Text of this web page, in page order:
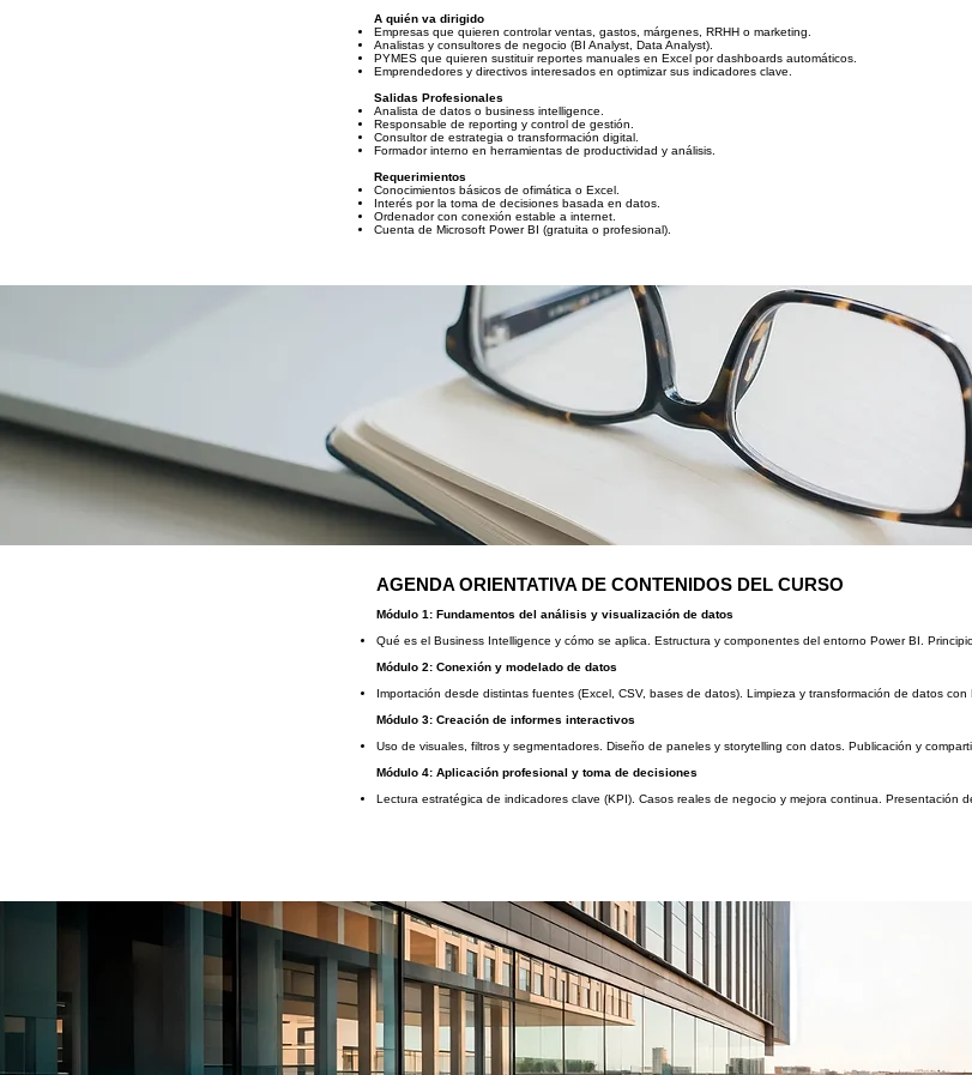
A quién va dirigido
Empresas que quieren controlar ventas, gastos, márgenes, RRHH o marketing.
Analistas y consultores de negocio (BI Analyst, Data Analyst).
PYMES que quieren sustituir reportes manuales en Excel por dashboards automáticos.
Emprendedores y directivos interesados en optimizar sus indicadores clave.
Salidas Profesionales
Analista de datos o business intelligence.
Responsable de reporting y control de gestión.
Consultor de estrategia o transformación digital.
Formador interno en herramientas de productividad y análisis.
Requerimientos
Conocimientos básicos de ofimática o Excel.
Interés por la toma de decisiones basada en datos.
Ordenador con conexión estable a internet.
Cuenta de Microsoft Power BI (gratuita o profesional).
AGENDA ORIENTATIVA DE CONTENIDOS DEL CURSO
Módulo 1: Fundamentos del análisis y visualización de datos
Qué es el Business Intelligence y cómo se aplica. Estructura y componentes del entorno Power BI.
Módulo 2: Conexión y modelado de datos
Importación desde distintas fuentes (Excel, CSV, bases de datos). Limpieza y transformación de datos
Módulo 3: Creación de informes interactivos
Uso de visuales, filtros y segmentadores. Diseño de paneles y storytelling con datos. Publicación y
Módulo 4: Aplicación profesional y toma de decisiones
Lectura estratégica de indicadores clave (KPI). Casos reales de negocio y mejora continua. Presentación